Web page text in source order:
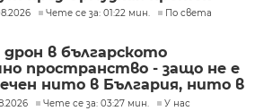
Чете се за: 01:22 мин. По света
дрон в българското
пространство - защо не е
нито в България, нито в
Чете се за: 03:27 мин. У нас